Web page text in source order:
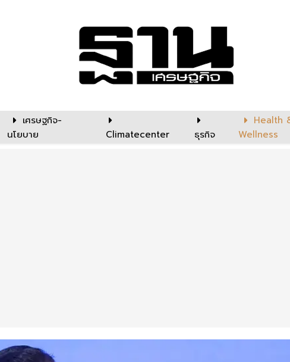
เศรษฐกิจ-
นโยบาย
Climatecenter ธุรกิจ
Health
Wellness